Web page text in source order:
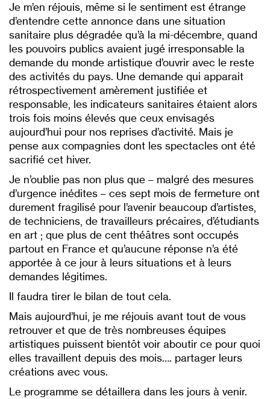
Je m’en réjouis, même si le sentiment est étrange
d’entendre cette annonce dans une situation
sanitaire plus dégradée qu’à la mi-décembre, quand
les pouvoirs publics avaient jugé irresponsable la
demande du monde artistique d’ouvrir avec le reste
des activités du pays. Une demande qui apparait
rétrospectivement amèrement justifiée et
responsable, les indicateurs sanitaires étaient alors
trois fois moins élevés que ceux envisagés
aujourd’hui pour nos reprises d’activité. Mais je
pense aux compagnies dont les spectacles ont été
sacrifié cet hiver.
Je n’oublie pas non plus que – malgré des mesures
d’urgence inédites – ces sept mois de fermeture ont
durement fragilisé pour l’avenir beaucoup d’artistes,
de techniciens, de travailleurs précaires, d’étudiants
en art ; que plus de cent théâtres sont occupés
partout en France et qu’aucune réponse n’a été
apportée à ce jour à leurs situations et à leurs
demandes légitimes.
Il faudra tirer le bilan de tout cela.
Mais aujourd’hui, je me réjouis avant tout de vous
retrouver et que de très nombreuses équipes
artistiques puissent bientôt voir aboutir ce pour quoi
elles travaillent depuis des mois…. partager leurs
créations avec vous.
Le programme se détaillera dans les jours à venir.